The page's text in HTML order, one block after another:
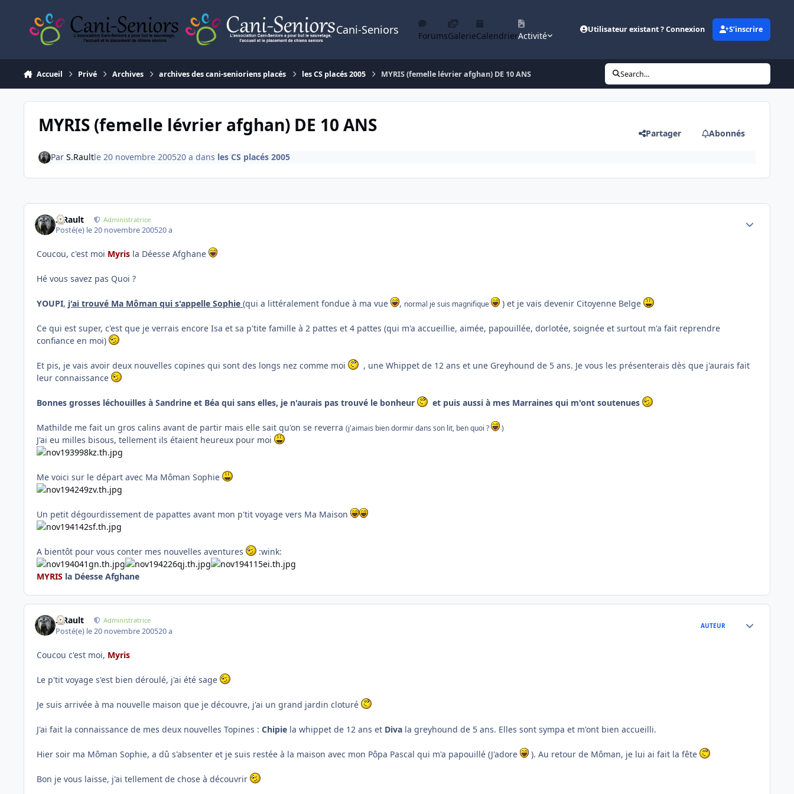
Cani-Seniors ForumsGalerieCalendrierActivité
Utilisateur existant ? Connexion S’inscrire
Accueil Privé Archives archives des cani-senioriens placés les CS placés 2005 MYRIS (femelle lévrier afghan) DE 10 ANS Search...
MYRIS (femelle lévrier afghan) DE 10 ANS Partager Abonnés
Par S.Raultle 20 novembre 200520 a dans les CS placés 2005
S.Rault Administratrice
Posté(e) le 20 novembre 200520 a
Coucou, c'est moi Myris la Déesse Afghane
Hé vous savez pas Quoi ?
YOUPI, j'ai trouvé Ma Môman qui s'appelle Sophie (qui a littéralement fondue à ma vue , normal je suis magnifique ) et je vais devenir Citoyenne Belge
Ce qui est super, c'est que je verrais encore Isa et sa p'tite famille à 2 pattes et 4 pattes (qui m'a accueillie, aimée, papouillée, dorlotée, soignée et surtout m'a fait reprendre
confiance en moi)
Et pis, je vais avoir deux nouvelles copines qui sont des longs nez comme moi
, une Whippet de 12 ans et une Greyhound de 5 ans. Je vous les présenterais dès que j'aurais fait
leur connaissance
Bonnes grosses léchouilles à Sandrine et Béa qui sans elles, je n'aurais pas trouvé le bonheur et puis aussi à mes Marraines qui m'ont soutenues
Mathilde me fait un gros calins avant de partir mais elle sait qu'on se reverra (j'aimais bien dormir dans son lit, ben quoi ? )
J'ai eu milles bisous, tellement ils étaient heureux pour moi
Me voici sur le départ avec Ma Môman Sophie
Un petit dégourdissement de papattes avant mon p'tit voyage vers Ma Maison
A bientôt pour vous conter mes nouvelles aventures :wink:
MYRIS la Déesse Afghane
S.Rault Administratrice
Posté(e) le 20 novembre 200520 a
AUTEUR
Coucou c'est moi, Myris
Le p'tit voyage s'est bien déroulé, j'ai été sage
Je suis arrivée à ma nouvelle maison que je découvre, j'ai un grand jardin cloturé
J'ai fait la connaissance de mes deux nouvelles Topines : Chipie la whippet de 12 ans et Diva la greyhound de 5 ans. Elles sont sympa et m'ont bien accueilli.
Hier soir ma Môman Sophie, a dû s'absenter et je suis restée à la maison avec mon Pôpa Pascal qui m'a papouillé (J'adore ). Au retour de Môman, je lui ai fait la fête
Bon je vous laisse, j'ai tellement de chose à découvrir